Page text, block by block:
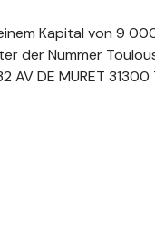
einem Kapital von 9
der Nummer
DE MURET